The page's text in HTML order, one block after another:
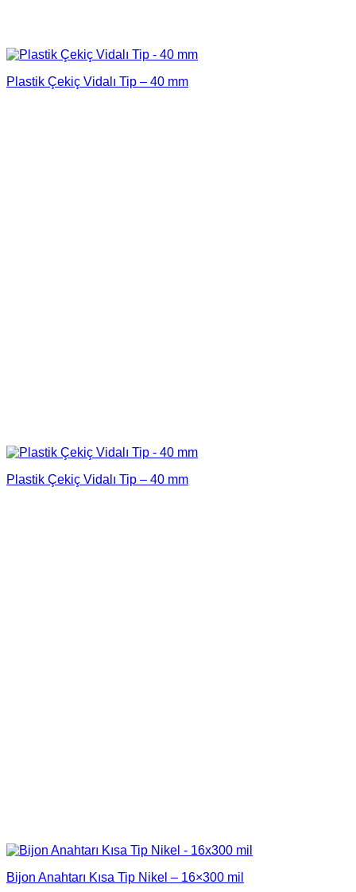
Plastik Çekiç Vidalı Tip – 40 mm
Plastik Çekiç Vidalı Tip – 40 mm
Bijon Anahtarı Kısa Tip Nikel – 16×300 mil